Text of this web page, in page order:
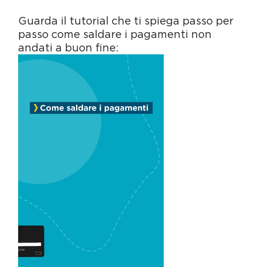
Guarda il tutorial che ti spiega passo per
passo come saldare i pagamenti non
andati a buon fine: